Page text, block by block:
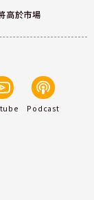
高於市場
Podcast